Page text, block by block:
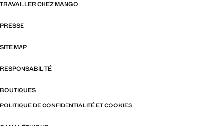
TRAVAILLER CHEZ MANGO
PRESSE
SITE MAP
RESPONSABILITÉ
BOUTIQUES
POLITIQUE DE CONFIDENTIALITÉ ET COOKIES